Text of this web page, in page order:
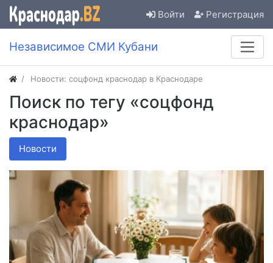
Войти Регистрация
Независимое СМИ Кубани
Новости: соцфонд краснодар в Краснодаре
Поиск по тегу «соцфонд
краснодар»
Новости